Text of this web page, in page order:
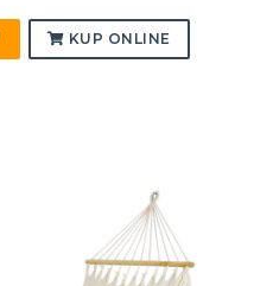
KUP ONLINE